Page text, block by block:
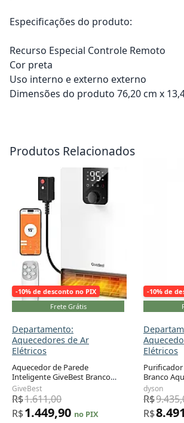
Especificações do produto:
Recurso Especial Controle Remoto
Cor preta
Uso interno e externo externo
Dimensões do produto 76,20 cm x
Produtos Relacionados
-10% de desconto no PIX
Frete Grátis
Departamento:
Aquecedores de Ar
Elétricos
Aquecedor de Parede
Inteligente GiveBest Branco
PTC 1500W ECO 5 Modos Timer
24h App IP24 ALCI Controle
Remoto 120V
Adicionar ao carrinho
GiveBest
R$1.611,00
R$1.449,90 no PIX
-10% de
Elétricos
Purificador
Branco
HEPA 110V
dyson
R$
R$
Adicionar ao carrinho